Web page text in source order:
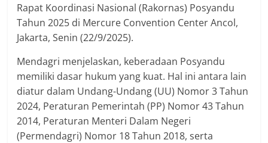
Rapat Koordinasi Nasional (Rakornas) Posyandu
Tahun 2025 di Mercure Convention Center Ancol,
Jakarta, Senin (22/9/2025).
Mendagri menjelaskan, keberadaan Posyandu
memiliki dasar hukum yang kuat. Hal ini antara lain
diatur dalam Undang-Undang (UU) Nomor 3 Tahun
2024, Peraturan Pemerintah (PP) Nomor 43 Tahun
2014, Peraturan Menteri Dalam Negeri
(Permendagri) Nomor 18 Tahun 2018, serta